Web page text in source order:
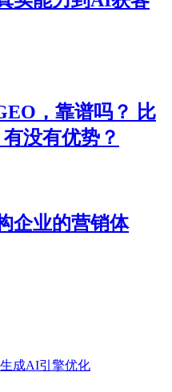
，靠谱吗？ 比
没有优势？
企业的营销体
生成AI引擎优化